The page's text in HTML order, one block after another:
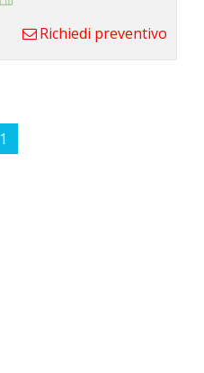
Richiedi preventivo
1